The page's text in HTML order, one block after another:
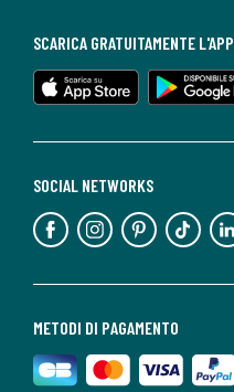
METODI DI PAGAMENTO
SOCIAL NETWORKS
SCARICA GRATUITAMENTE L'APP